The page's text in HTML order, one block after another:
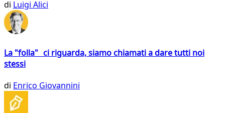
di Luigi Alici
La "folla" ci riguarda, siamo chiamati a dare tutti noi
stessi
di Enrico Giovannini